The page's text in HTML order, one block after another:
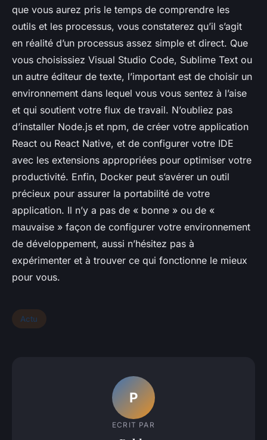
que vous aurez pris le temps de comprendre les
outils et les processus, vous constaterez qu’il s’agit
en réalité d’un processus assez simple et direct. Que
vous choisissiez Visual Studio Code, Sublime Text ou
un autre éditeur de texte, l’important est de choisir un
environnement dans lequel vous vous sentez à l’aise
et qui soutient votre flux de travail. N’oubliez pas
d’installer Node.js et npm, de créer votre application
React ou React Native, et de configurer votre IDE
avec les extensions appropriées pour optimiser votre
productivité. Enfin, Docker peut s’avérer un outil
précieux pour assurer la portabilité de votre
application. Il n’y a pas de « bonne » ou de «
mauvaise » façon de configurer votre environnement
de développement, aussi n’hésitez pas à
expérimenter et à trouver ce qui fonctionne le mieux
pour vous.
Actu
P
ECRIT PAR